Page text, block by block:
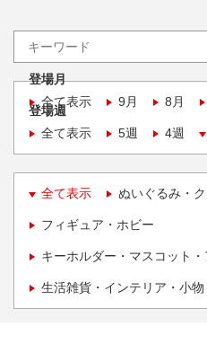
登場月
全て表示
9月 8月
登場週
全て表示
5週 4週
全て表示 ぬいぐるみ・
フィギュア・ホビー
キーホルダー・マスコット
生活雑貨・インテリア・小物